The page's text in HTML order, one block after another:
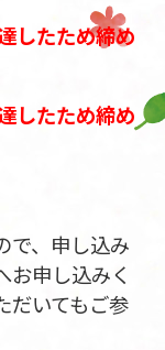
したため締め
したため締め
で、申し込み
お申し込みく
だいてもご参